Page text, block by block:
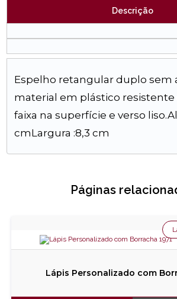
Descrição
Espelho retangular duplo sem
material em plástico
faixa na superfície e verso
cmLargura :8,3 cm
Páginas
Lápis Personalizado com